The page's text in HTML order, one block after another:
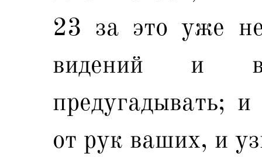
23 за это уже
видений и
предугадывать;
от рук ваших, и